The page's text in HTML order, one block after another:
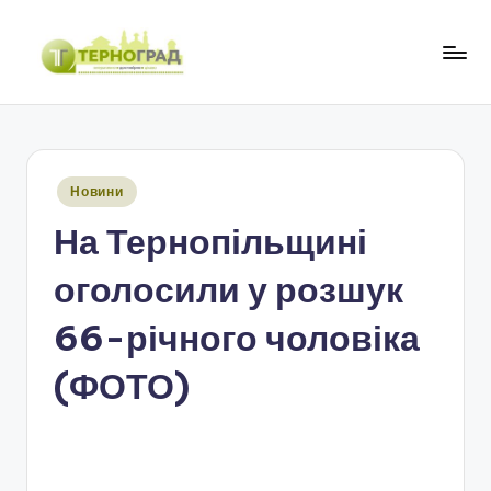
Перейти
Опубліковано
Новини
На Тернопільщині
оголосили у розшук
66-річного чоловіка
(ФОТО)